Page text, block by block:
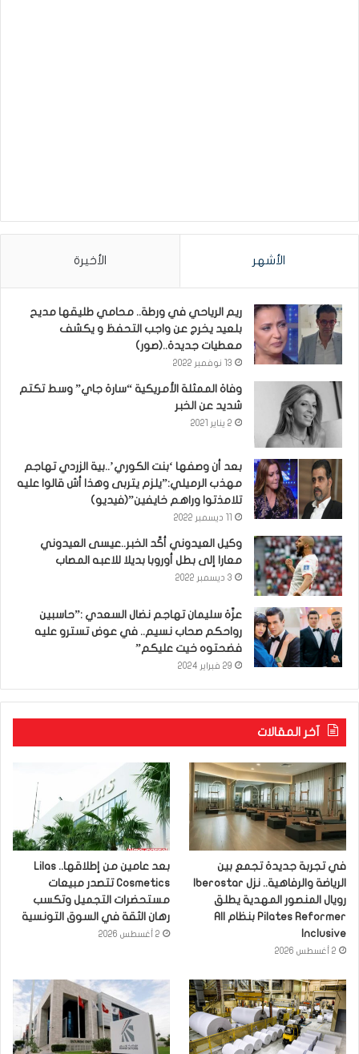
الأشهر الأخيرة
ريم الرياحي في ورطة.. محامي طليقها مديح
بلعيد يخرج عن واجب التحفظ و يكشف
معطيات جديدة..(صور)
13 نوفمبر 2022
وفاة الممثلة الأمريكية “سارة جاي” وسط تكتم
شديد عن الخبر
2 يناير 2021
بعد أن وصفها ‘بنت الكوري’..بية الزردي تهاجم
مهذب الرميلي:”يلزم يتربى وهذا أش قالوا عليه
تلامذتوا وراهم خايفين”(فيديو)
وكيل العيدوني أكّد الخبر..عيسى العيدوني
معارا إلى بطل أوروبا بديلا للاعبه المصاب
3 ديسمبر 2022
عزّة سليمان تهاجم نضال السعدي :”حاسبين
رواحكم صحاب نسيم.. في عوض تسترو عليه
فضحتوه خيت عليكم”
29 فبراير 2024
آخر المقالات
في تجربة جديدة تجمع بين
رويال المنصور المهدية يطلق
Pilates Reformer بنظام All
Inclusive
2 أغسطس 2026
بعد عامين من إطلاقها.. Lilas
Cosmetics تتصدر مبيعات
مستحضرات التجميل وتكسب
رهان الثقة في السوق التونسية
2 أغسطس 2026